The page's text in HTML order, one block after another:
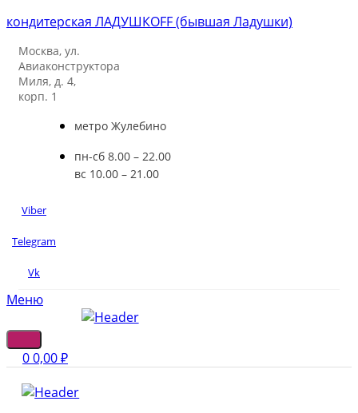
кондитерская ЛАДУШКOFF (бывшая Ладушки)
Москва, ул.
Авиаконструктора
Миля, д. 4,
корп. 1
метро Жулебино
пн-сб 8.00 – 22.00
вс 10.00 – 21.00
Viber
Telegram
Vk
Меню
00,00₽